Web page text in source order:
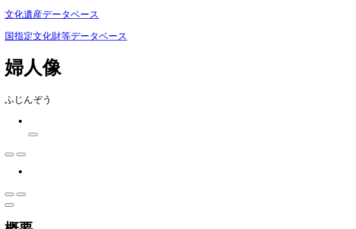
文化遺産データベース
国指定文化財等データベース
婦人像
ふじんぞう